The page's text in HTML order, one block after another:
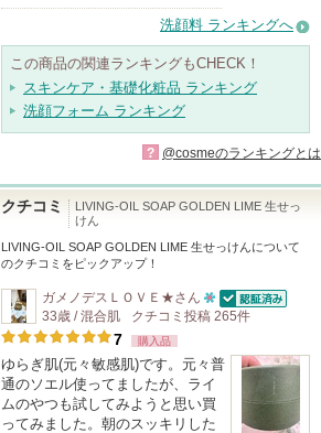
洗顔料 ランキングへ
この商品の関連ランキングもCHECK！
スキンケア・基礎化粧品 ランキング
洗顔フォーム ランキング
? @cosmeのランキングとは
クチコミ
LIVING-OIL SOAP GOLDEN LIME 生せっ
けん
LIVING-OIL SOAP GOLDEN LIME 生せっけんについて
のクチコミをピックアップ！
ガメノデスＬＯＶＥ★さん
10
以
上
の
認証済
33歳 / 混合肌 クチコミ投稿 265件
7 購入品
ゆらぎ肌(元々敏感肌)です。元々普
通のソエル使ってましたが、ライ
ムのやつも試してみようと思い買
ってみました。朝のスッキリした